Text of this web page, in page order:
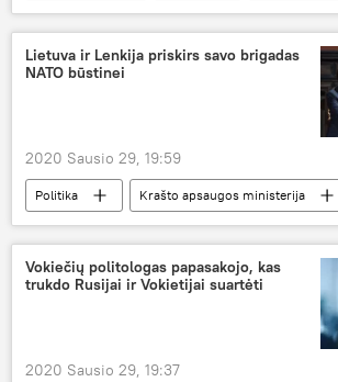
Lietuva
Naujo koronaviruso protrūkis Lietuvoje ir pasaulyje
Lietuva ir Lenkija priskirs savo brigadas
NATO būstinei
2020 Sausio 29, 19:59
Politika Krašto apsaugos ministerija
Vokiečių politologas papasakojo, kas
trukdo Rusijai ir Vokietijai suartėti
2020 Sausio 29, 19:37